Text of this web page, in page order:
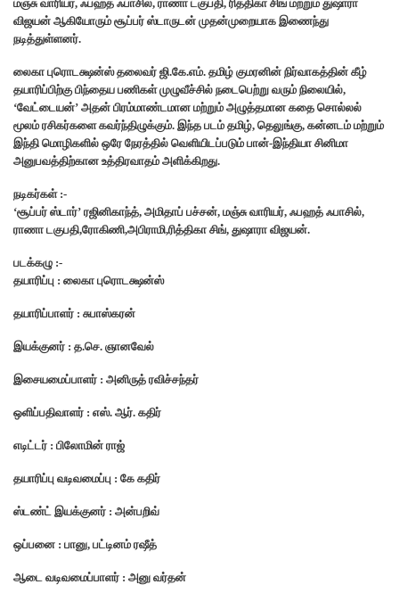
மஞ்சு வாரியர், ஃபஹத் ஃபாசில், ராணா டகுபதி, ரித்திகா சிங் மற்றும் துஷாரா
விஜயன் ஆகியோரும் சூப்பர் ஸ்டாருடன் முதன்முறையாக இணைந்து
நடித்துள்ளனர்.
லைகா புரொடக்ஷன்ஸ் தலைவர் ஜி.கே.எம். தமிழ் குமரனின் நிர்வாகத்தின் கீழ்
தயாரிப்பிற்கு பிந்தைய பணிகள் முழுவீச்சில் நடைபெற்று வரும் நிலையில்,
‘வேட்டையன்’ அதன் பிரம்மாண்டமான மற்றும் அழுத்தமான கதை சொல்லல்
மூலம் ரசிகர்களை கவர்ந்திழுக்கும். இந்த படம் தமிழ், தெலுங்கு, கன்னடம் மற்றும்
இந்தி மொழிகளில் ஒரே நேரத்தில் வெளியிடப்படும் பான்-இந்தியா சினிமா
அனுபவத்திற்கான உத்திரவாதம் அளிக்கிறது.
நடிகர்கள் :-
‘சூப்பர் ஸ்டார்’ ரஜினிகாந்த், அமிதாப் பச்சன், மஞ்சு வாரியர், ஃபஹத் ஃபாசில்,
ராணா டகுபதி,ரோகிணி,அபிராமி,ரித்திகா சிங், துஷாரா விஜயன்.
படக்கழு :-
தயாரிப்பு : லைகா புரொடக்ஷன்ஸ்
தயாரிப்பாளர் : சுபாஸ்கரன்
இயக்குனர் : த.செ. ஞானவேல்
இசையமைப்பாளர் : அனிருத் ரவிச்சந்தர்
ஒளிப்பதிவாளர் : எஸ். ஆர். கதிர்
எடிட்டர் : பிலோமின் ராஜ்
தயாரிப்பு வடிவமைப்பு : கே கதிர்
ஸ்டண்ட் இயக்குனர் : அன்பறிவ்
ஒப்பனை : பானு, பட்டினம் ரஷீத்
ஆடை வடிவமைப்பாளர் : அனு வர்தன்